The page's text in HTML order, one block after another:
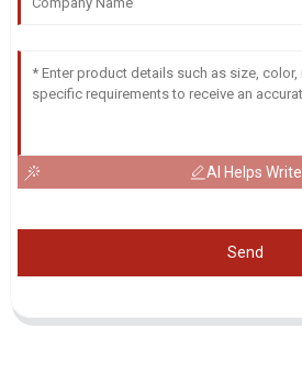
AI Helps Write
Send